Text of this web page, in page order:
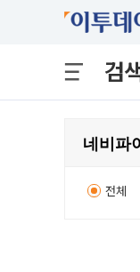
검
전체